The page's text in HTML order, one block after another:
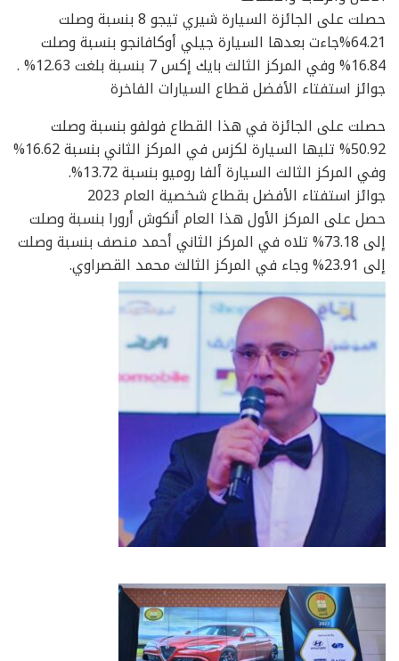
حصلت على الجائزة السيارة شيري تيجو 8 بنسبة وصلت
64.21%جاءت بعدها السيارة جيلي أوكافانجو بنسبة وصلت
16.84% وفي المركز الثالث بايك إكس 7 بنسبة بلغت 12.63% .
جوائز استفتاء الأفضل قطاع السيارات الفاخرة
حصلت على الجائزة في هذا القطاع فولفو بنسبة وصلت
50.92% تليها السيارة لكزس في المركز الثاني بنسبة 16.62%
وفي المركز الثالث السيارة ألفا روميو بنسبة 13.72%.
جوائز استفتاء الأفضل بقطاع شخصية العام 2023
حصل على المركز الأول هذا العام أنكوش أرورا بنسبة وصلت
إلى 73.18% تلاه في المركز الثاني أحمد منصف بنسبة وصلت
إلى 23.91% وجاء في المركز الثالث محمد القصراوي.